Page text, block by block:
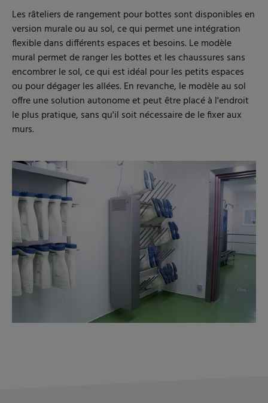
Les râteliers de rangement pour bottes sont disponibles en
version murale ou au sol, ce qui permet une intégration
flexible dans différents espaces et besoins. Le modèle
mural permet de ranger les bottes et les chaussures sans
encombrer le sol, ce qui est idéal pour les petits espaces
ou pour dégager les allées. En revanche, le modèle au sol
offre une solution autonome et peut être placé à l'endroit
le plus pratique, sans qu'il soit nécessaire de le fixer aux
murs.